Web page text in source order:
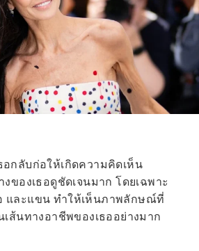
อกลับก่อให้เกิดความคิดเห็น
งของเธอดูชัดเจนมาก โดยเฉพาะ
และแขน ทำให้เห็นภาพลักษณ์ที่
ส้นทางอาชีพของเธออย่างมาก